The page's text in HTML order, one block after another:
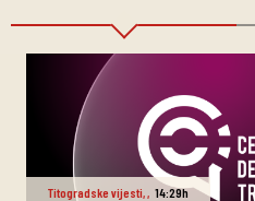
Titogradske vijesti,, 14:29h